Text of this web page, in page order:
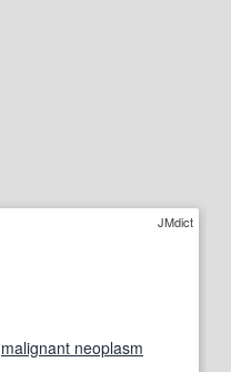
JMdict
malignant neoplasm